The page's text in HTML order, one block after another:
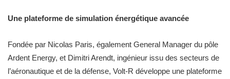
Une plateforme de simulation énergétique avancée
Fondée par Nicolas Paris, également General Manager du pôle
Ardent Energy, et Dimitri Arendt, ingénieur issu des secteurs de
l’aéronautique et de la défense, Volt-R développe une plateforme